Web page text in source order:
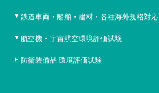
鉄道車両・船舶・建材・各種海外規格対応
航空機・宇宙航空環境評価試験
防衛装備品 環境評価試験